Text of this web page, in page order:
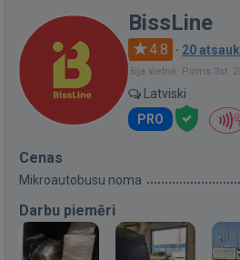
BissLine
4.8 · 20
Bija vietnē: Pirms 3st.
Latviski
PRO
Cenas
Mikroautobusu noma
Darbu piemēri